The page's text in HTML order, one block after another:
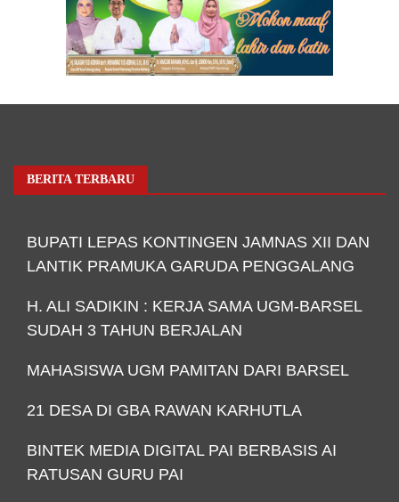
BERITA TERBARU
BUPATI LEPAS KONTINGEN JAMNAS XII DAN
LANTIK PRAMUKA GARUDA PENGGALANG
H. ALI SADIKIN : KERJA SAMA UGM-BARSEL
SUDAH 3 TAHUN BERJALAN
MAHASISWA UGM PAMITAN DARI BARSEL
21 DESA DI GBA RAWAN KARHUTLA
BINTEK MEDIA DIGITAL PAI BERBASIS AI
RATUSAN GURU PAI